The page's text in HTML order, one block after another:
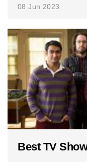
08 Jun 2023
Best TV